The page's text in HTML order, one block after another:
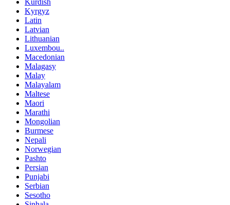
Kurdish
Kyrgyz
Latin
Latvian
Lithuanian
Luxembou..
Macedonian
Malagasy
Malay
Malayalam
Maltese
Maori
Marathi
Mongolian
Burmese
Nepali
Norwegian
Pashto
Persian
Punjabi
Serbian
Sesotho